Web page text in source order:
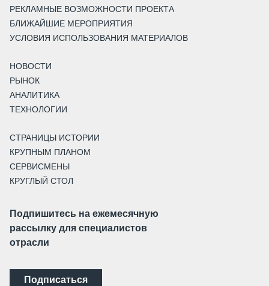
РЕКЛАМНЫЕ ВОЗМОЖНОСТИ ПРОЕКТА
БЛИЖАЙШИЕ МЕРОПРИЯТИЯ
УСЛОВИЯ ИСПОЛЬЗОВАНИЯ МАТЕРИАЛОВ
НОВОСТИ
РЫНОК
АНАЛИТИКА
ТЕХНОЛОГИИ
СТРАНИЦЫ ИСТОРИИ
КРУПНЫМ ПЛАНОМ
СЕРВИСМЕНЫ
КРУГЛЫЙ СТОЛ
Подпишитесь на ежемесячную
рассылку для специалистов
отрасли
Подписаться